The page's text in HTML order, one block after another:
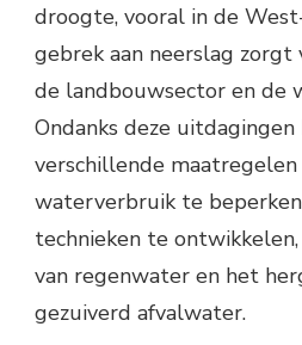
droogte, vooral in de
gebrek aan neerslag
de landbouwsector en de
Ondanks deze
verschillende
waterverbruik te
technieken te
van regenwater en het
gezuiverd afvalwater.